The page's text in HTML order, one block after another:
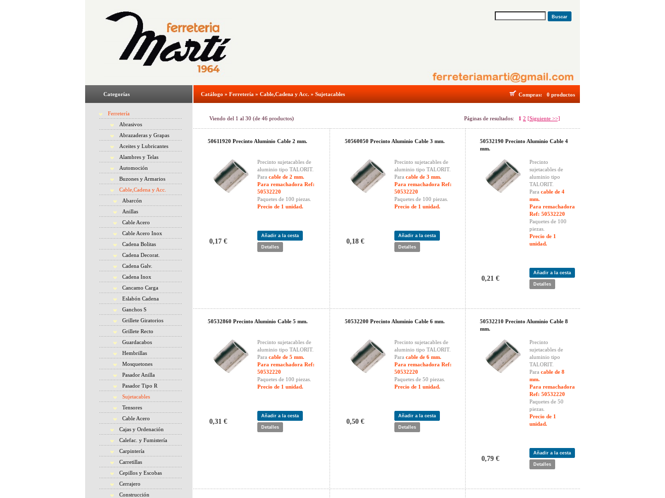
Buscar
Categorías
Ferretería
Abrasivos
Abrazaderas y Grapas
Aceites y Lubricantes
Alambres y Telas
Automoción
Buzones y Armarios
Cable,Cadena y Acc.
Abarcón
Anillas
Cable Acero
Cable Acero Inox
Cadena Bolitas
Cadena Decorat.
Cadena Galv.
Cadena Inox
Cancamo Carga
Eslabón Cadena
Ganchos S
Grillete Giratorios
Grillete Recto
Guardacabos
Hembrillas
Mosquetones
Pasador Anilla
Pasador Tipo R
Sujetacables
Tensores
Cable Acero
Cajas y Ordenación
Calefac. y Fumistería
Carpintería
Carretillas
Cepillos y Escobas
Cerrajero
Construcción
Catálogo » Ferretería » Cable,Cadena y Acc. » Sujetacables Compras: 0 productos
Viendo del 1 al 30 (de 46 productos) Páginas de resultados: 1 2 [Siguiente >>]
50611920 Precinto Aluminio Cable 2 mm.
Precinto sujetacables de
aluminio tipo TALORIT.
Para cable de 2 mm.
Para remachadora Ref:
50532220
Paquetes de 100 piezas.
Precio de 1 unidad.
0,17 €
Añadir a la cesta
Detalles
50560050 Precinto Aluminio Cable 3 mm.
Precinto sujetacables de
aluminio tipo TALORIT.
Para cable de 3 mm.
Para remachadora Ref:
50532220
Paquetes de 100 piezas.
Precio de 1 unidad.
0,18 €
Añadir a la cesta
Detalles
50532190 Precinto Aluminio Cable 4
mm.
Precinto
sujetacables de
aluminio tipo
TALORIT.
Para cable de 4
mm.
Para remachadora
Ref: 50532220
Paquetes de 100
piezas.
Precio de 1
unidad.
0,21 €
Añadir a la cesta
Detalles
50532860 Precinto Aluminio Cable 5 mm.
Precinto sujetacables de
aluminio tipo TALORIT.
Para cable de 5 mm.
Para remachadora Ref:
50532220
Paquetes de 100 piezas.
Precio de 1 unidad.
0,31 €
Añadir a la cesta
Detalles
50532200 Precinto Aluminio Cable 6 mm.
Precinto sujetacables de
aluminio tipo TALORIT.
Para cable de 6 mm.
Para remachadora Ref:
50532220
Paquetes de 50 piezas.
Precio de 1 unidad.
0,50 €
Añadir a la cesta
Detalles
50532210 Precinto Aluminio Cable 8
mm.
Precinto
sujetacables de
aluminio tipo
TALORIT.
Para cable de 8
mm.
Para remachadora
Ref: 50532220
Paquetes de 50
piezas.
Precio de 1
unidad.
0,79 €
Añadir a la cesta
Detalles